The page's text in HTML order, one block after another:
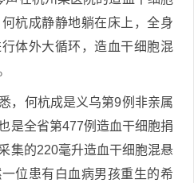
杭成静静地躺在床上，全身
体外大循环，造血干细胞混
，何杭成是义乌第9例非亲属
是全省第477例造血干细胞捐
集的220毫升造血干细胞混悬
位患有白血病男孩重生的希